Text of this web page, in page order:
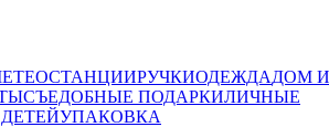
РУЧКИОДЕЖДАДОМ
СЪЕДОБНЫЕ ПОДАРКИЛИЧНЫЕ
УПАКОВКА